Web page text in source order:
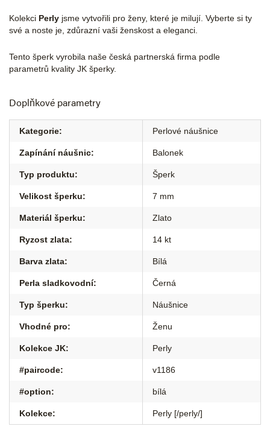
Kolekci Perly jsme vytvořili pro ženy, které je milují. Vyberte si ty
své a noste je, zdůrazní vaši ženskost a eleganci.
Tento šperk vyrobila naše česká partnerská firma podle
parametrů kvality JK šperky.
Doplňkové parametry
Kategorie: Perlové náušnice
Zapínání náušnic: Balonek
Typ produktu: Šperk
Velikost šperku: 7 mm
Materiál šperku: Zlato
Ryzost zlata: 14 kt
Barva zlata: Bílá
Perla sladkovodní: Černá
Typ šperku: Náušnice
Vhodné pro: Ženu
Kolekce JK: Perly
#paircode: v1186
#option: bílá
Kolekce: Perly [/perly/]